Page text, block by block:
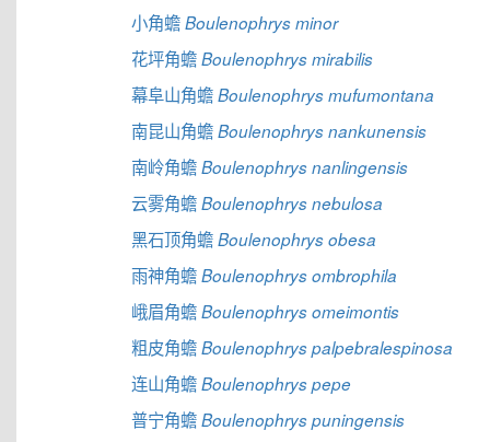
小角蟾Boulenophrys minor
花坪角蟾Boulenophrys mirabilis
幕阜山角蟾Boulenophrys mufumontana
南昆山角蟾Boulenophrys nankunensis
南岭角蟾Boulenophrys nanlingensis
云雾角蟾Boulenophrys nebulosa
黑石顶角蟾Boulenophrys obesa
雨神角蟾Boulenophrys ombrophila
峨眉角蟾Boulenophrys omeimontis
粗皮角蟾Boulenophrys palpebralespinosa
连山角蟾Boulenophrys pepe
普宁角蟾Boulenophrys puningensis